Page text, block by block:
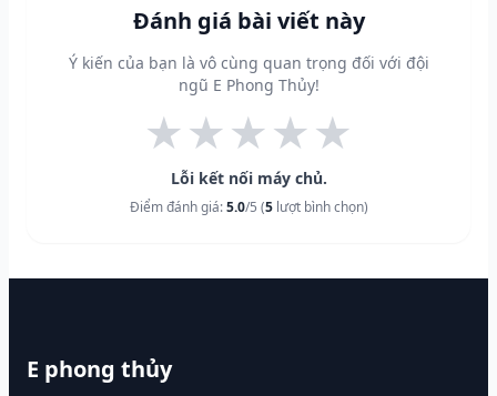
Đánh giá bài viết này
Ý kiến của bạn là vô cùng quan trọng đối với đội
ngũ E Phong Thủy!
★★★★★
Lỗi kết nối máy chủ.
Điểm đánh giá:5.0/5 (5lượt bình chọn)
E phong thủy